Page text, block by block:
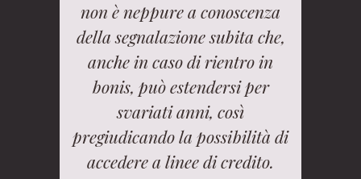
non è neppure a conoscenza
della segnalazione subita che,
anche in caso di rientro in
bonis, può estendersi per
svariati anni, così
pregiudicando la possibilità di
accedere a linee di credito.